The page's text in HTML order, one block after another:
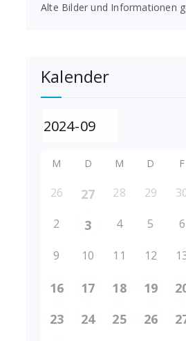
Alte Bilder und Informationen
Kalender
M D M D F
26 27 28 29
2 3 4 5 6
9 10 11 12
16
17 18 19
23
24 25 26